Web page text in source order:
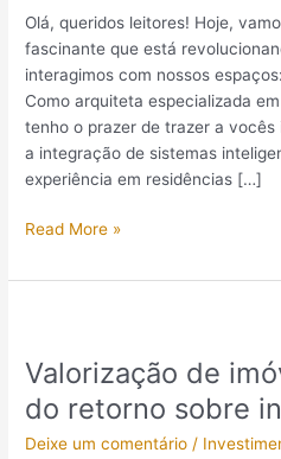
Olá, queridos leitores! Hoje,
fascinante que está
interagimos com nossos
Como arquiteta especializada
tenho o prazer de trazer a
a integração de sistemas
experiência em residências […]
Inteligentes
em
Projetos
de
Alto
Padrão
Read More »
Valorização de
do retorno sobre
Deixe um comentário /
imóveis
aumento
do